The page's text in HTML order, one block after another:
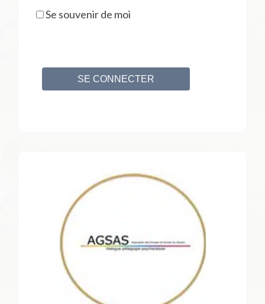
Se souvenir de moi